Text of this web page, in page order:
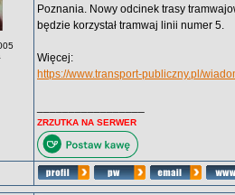
Poznania. Nowy odcinek trasy
będzie korzystał tramwaj linii numer 5.
Więcej:
https://www.transport-publiczny.pl/
ZRZUTKA NA SERWER